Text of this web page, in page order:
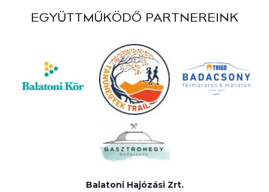
EGYÜTTMŰKÖDŐ PARTNEREINK
Balatoni Hajózási Zrt.